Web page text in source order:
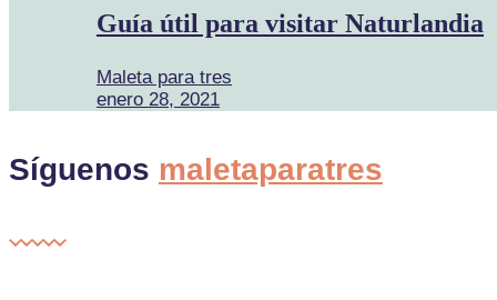
Guía útil para visitar Naturlandia
Maleta para tres
enero 28, 2021
Síguenos maletaparatres